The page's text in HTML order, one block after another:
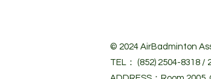
© 2024 AirBadminton
TEL： (852) 2504-8318 /